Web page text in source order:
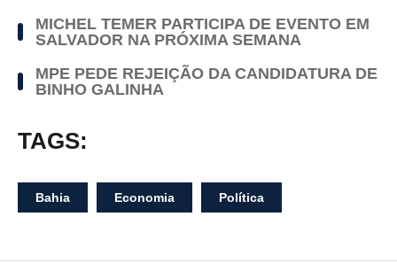
MICHEL TEMER PARTICIPA DE EVENTO EM
SALVADOR NA PRÓXIMA SEMANA
MPE PEDE REJEIÇÃO DA CANDIDATURA DE
BINHO GALINHA
TAGS:
Bahia Economia Política